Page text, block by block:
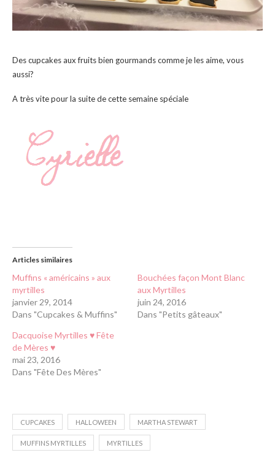
Des cupcakes aux fruits bien gourmands comme je les aime, vous
aussi?
A très vite pour la suite de cette semaine spéciale
Articles similaires
Muffins « américains » aux
myrtilles
janvier 29, 2014
Dans "Cupcakes & Muffins"
Bouchées façon Mont Blanc
aux Myrtilles
juin 24, 2016
Dans "Petits gâteaux"
Dacquoise Myrtilles ♥ Fête
de Mères ♥
mai 23, 2016
Dans "Fête Des Mères"
CUPCAKES HALLOWEEN MARTHA STEWART
MUFFINS MYRTILLES MYRTILLES